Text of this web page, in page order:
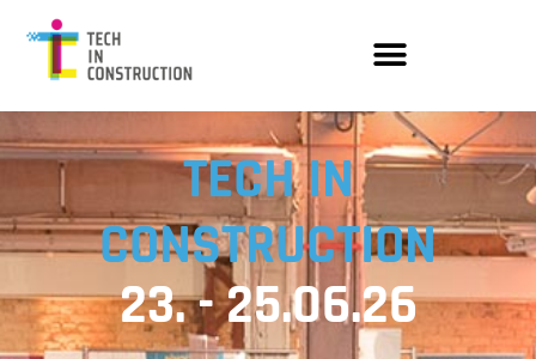
TECH IN
CONSTRUCTION
23. - 25.06.26